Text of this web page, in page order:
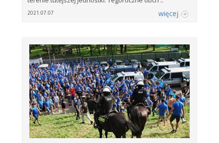
2021.07.07 więcej